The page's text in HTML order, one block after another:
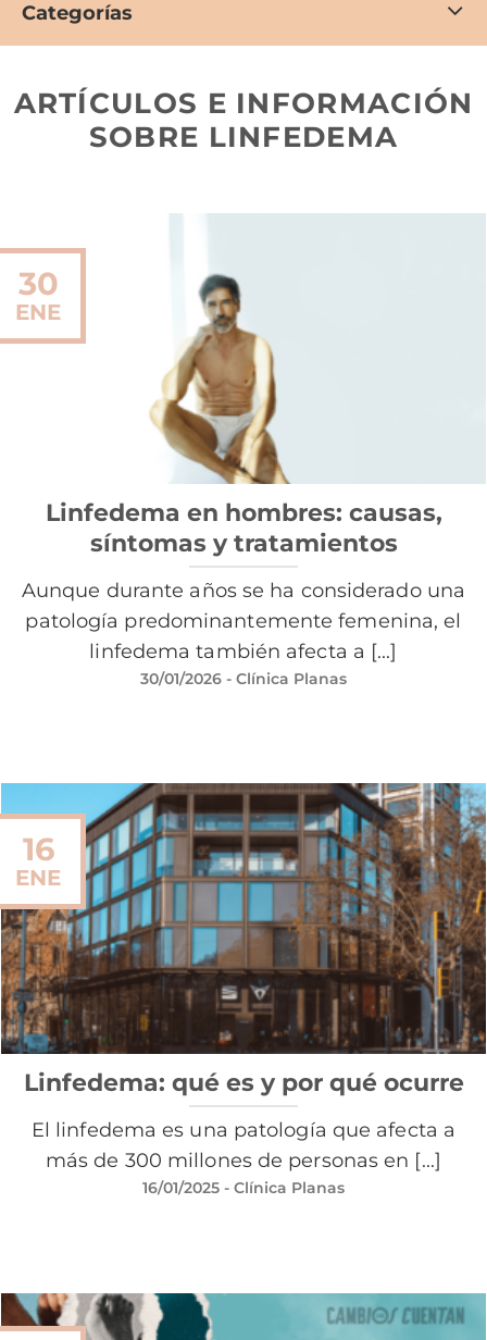
Categorías
ARTÍCULOS E INFORMACIÓN
SOBRE LINFEDEMA
Linfedema en hombres: causas,
síntomas y tratamientos
Aunque durante años se ha considerado una
patología predominantemente femenina, el
linfedema también afecta a [...]
30/01/2026 - Clínica Planas
30
ENE
Linfedema: qué es y por qué ocurre
El linfedema es una patología que afecta a
más de 300 millones de personas en [...]
16/01/2025 - Clínica Planas
16
ENE